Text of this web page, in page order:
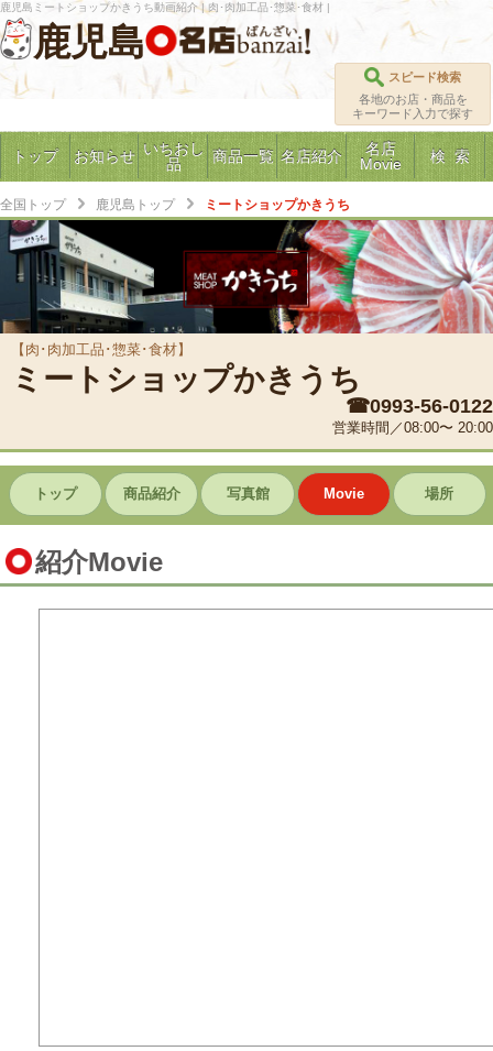
鹿児島ミートショップかきうち動画紹介 | 肉･肉加工品･惣菜･食材 |
鹿児島
スピード検索
各地のお店・商品を
キーワード入力で探す
トップ お知らせ いちおし
品
商品一覧 名店紹介
名店
Movie
検 索
全国トップ 鹿児島トップ ミートショップかきうち
【肉･肉加工品･惣菜･食材】
ミートショップかきうち
☎0993-56-0122
営業時間／08:00〜 20:00
トップ 商品紹介 写真館 Movie 場所
紹介Movie